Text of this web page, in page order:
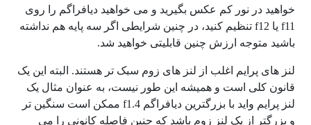
خواهید در نور کم عکس بگیرید و می خواهید دیافراگم را روی
f11 یا f12تنظیم کنید، در چنین شرایطی اگر سه پایه هم نداشته
باشید متوجه ارزش چنین قابلیتی خواهید شد.
لنز های پرایم اغلب از لنز های زوم سبک تر هستند. البته این یک
قانون کلی است و همیشه این طور نیست، به عنوان مثال یک
لنز پرایم واید با بزرگترین دیافراگم f1.4ممکن است سنگین تر
و بزرگتر از یک لنز زوم باشد که چنین فاصله کانونی را می